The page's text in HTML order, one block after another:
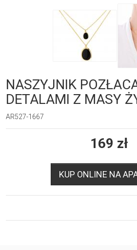
NASZYJNIK
DETALAMI Z MASY
AR527-1667
169 zł
KUP ONLINE NA